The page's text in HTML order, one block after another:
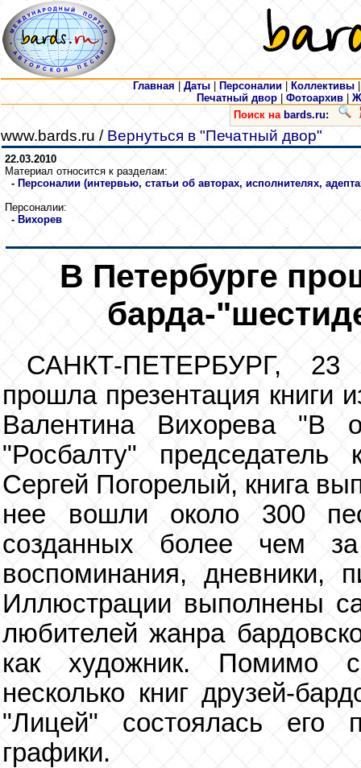
Главная Даты Персоналии Коллективы
Печатный двор| Фотоархив
Поиск на bards.ru:
www.bards.ru / Вернуться в "Печатный двор"
22.03.2010
Материал относится к разделам:
- Персоналии (интервью, статьи об авторах, исполнителях,
Персоналии:
- Вихорев
В Петербурге
барда-
САНКТ-ПЕТЕРБУРГ, 23
прошла презентация книги
Валентина Вихорева "В
"Росбалту" председатель
Сергей Погорелый, книга
нее вошли около 300
созданных более чем
воспоминания, дневники,
Иллюстрации выполнены
любителей жанра
как художник. Помимо
несколько книг друзей-
"Лицей" состоялась его
графики.